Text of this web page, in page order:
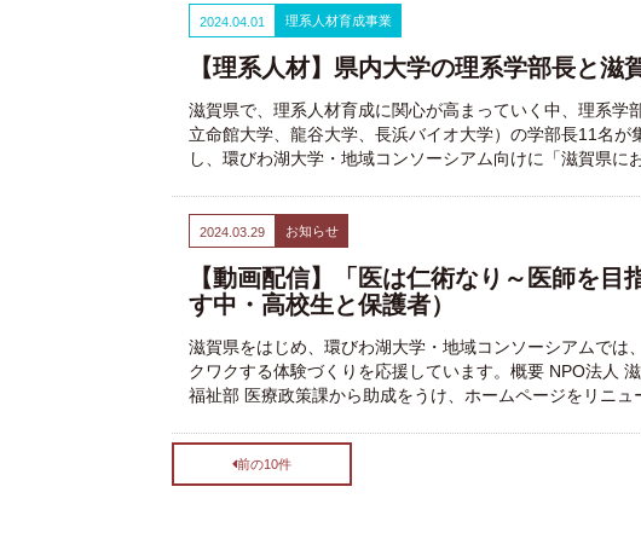
2024.04.01 理系人材育成事業
【理系人材】県内大学の理系学部長と
滋賀県で、理系人材育成に関心が高まっていく中、理系学
立命館大学、龍谷大学、長浜バイオ大学）の学部長11名
し、環びわ湖大学・地域コンソーシアム向けに「滋賀県に
2024.03.29 お知らせ
【動画配信】「医は仁術なり～医師を
す中・高校生と保護者）
滋賀県をはじめ、環びわ湖大学・地域コンソーシアムで
クワクする体験づくりを応援しています。概要 NPO法人
福祉部 医療政策課から助成をうけ、ホームページをリニュ
前の10件